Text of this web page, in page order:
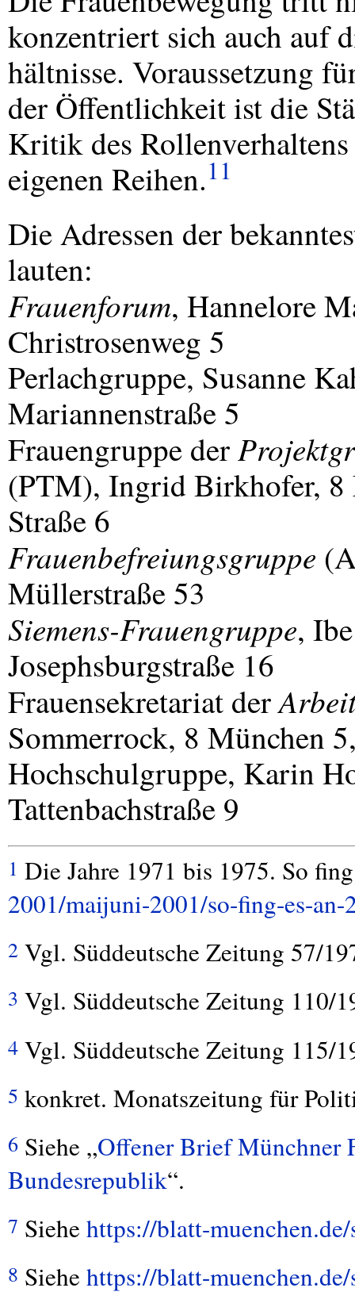
konzentriert sich auch auf
hältnisse. Voraussetzung
der Öffentlichkeit ist die
Kritik des
eigenen Reihen.11
Die Adressen der
lauten:
Frauenforum, Hannelore
Christrosenweg 5
Perlachgruppe, Susanne
Mariannenstraße 5
Frauengruppe der
(PTM), Ingrid Birkhofer,
Straße 6
Frauenbefreiungsgruppe
Müllerstraße 53
Siemens-Frauengruppe,
Josephsburgstraße 16
Frauensekretariat der
Sommerrock, 8 München
Hochschulgruppe, Karin
Tattenbachstraße 9
1 Die Jahre 1971 bis 1975. So
2001/maijuni-2001/so-fing-es-an-
2 Vgl. Süddeutsche Zeitung 57/
3 Vgl. Süddeutsche Zeitung 110/
4 Vgl. Süddeutsche Zeitung 115/
5 konkret. Monatszeitung für
6 Siehe „Offener Brief Münchner
Bundesrepublik“.
7 Siehe https://blatt-
8 Siehe https://blatt-